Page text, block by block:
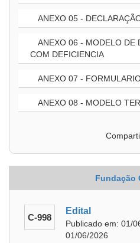
ANEXO 05 -
ANEXO 06 - MODELO DE
COM DEFICIENCIA
ANEXO 07 -
ANEXO 08 - MODELO
Fundação
C-998
Edital
Publicado em: 01/
01/06/2026